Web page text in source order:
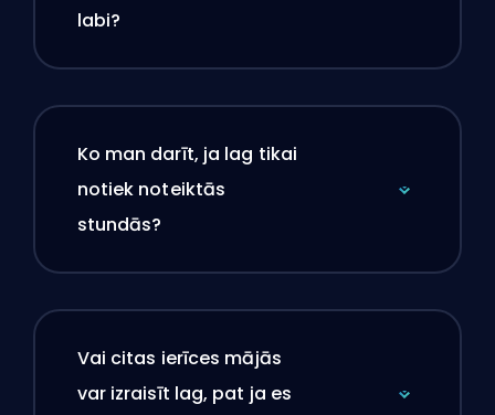
labi?
Ko man darīt, ja lag tikai
notiek noteiktās
stundās?
Vai citas ierīces mājās
var izraisīt lag, pat ja es